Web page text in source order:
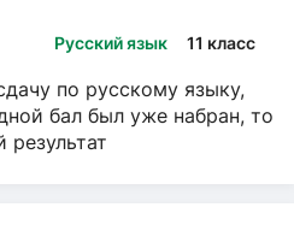
Русский язык 11 класс
по русскому языку,
бал был уже набран, то